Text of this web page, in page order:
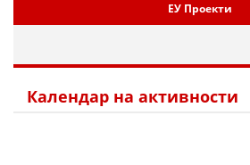
ЕУ Проекти
Календар на активности